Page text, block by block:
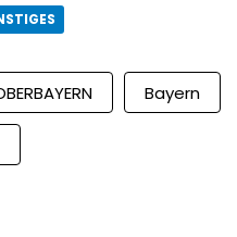
Bayern